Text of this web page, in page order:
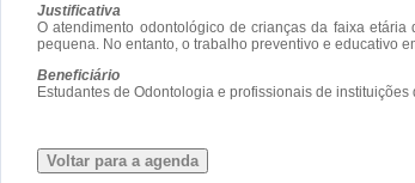
Justificativa
O atendimento odontológico de crianças da faixa
pequena. No entanto, o trabalho preventivo e educativo
Beneficiário
Estudantes de Odontologia e profissionais de
Voltar para a agenda